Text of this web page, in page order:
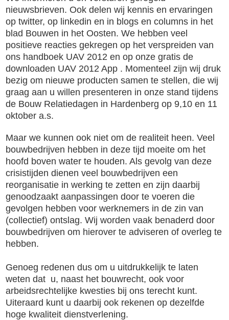
nieuwsbrieven. Ook delen wij kennis en ervaringen
op twitter, op linkedin en in blogs en columns in het
blad Bouwen in het Oosten. We hebben veel
positieve reacties gekregen op het verspreiden van
ons handboek UAV 2012 en op onze gratis de
downloaden UAV 2012 App . Momenteel zijn wij druk
bezig om nieuwe producten samen te stellen, die wij
graag aan u willen presenteren in onze stand tijdens
de Bouw Relatiedagen in Hardenberg op 9,10 en 11
oktober a.s.
Maar we kunnen ook niet om de realiteit heen. Veel
bouwbedrijven hebben in deze tijd moeite om het
hoofd boven water te houden. Als gevolg van deze
crisistijden dienen veel bouwbedrijven een
reorganisatie in werking te zetten en zijn daarbij
genoodzaakt aanpassingen door te voeren die
gevolgen hebben voor werknemers in de zin van
(collectief) ontslag. Wij worden vaak benaderd door
bouwbedrijven om hierover te adviseren of overleg te
hebben.
Genoeg redenen dus om u uitdrukkelijk te laten
weten dat u, naast het bouwrecht, ook voor
arbeidsrechtelijke kwesties bij ons terecht kunt.
Uiteraard kunt u daarbij ook rekenen op dezelfde
hoge kwaliteit dienstverlening.